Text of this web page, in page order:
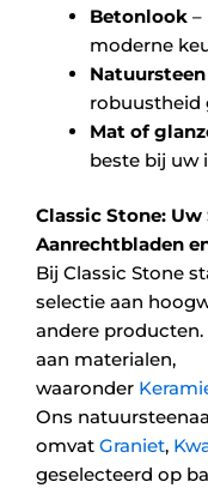
Betonlook –
moderne
robuustheid
Mat of
beste bij uw
Classic Stone:
Aanrechtbladen
Bij Classic Stone
selectie aan
andere
aan materialen,
waaronder
Ons
omvat Graniet,
geselecteerd op